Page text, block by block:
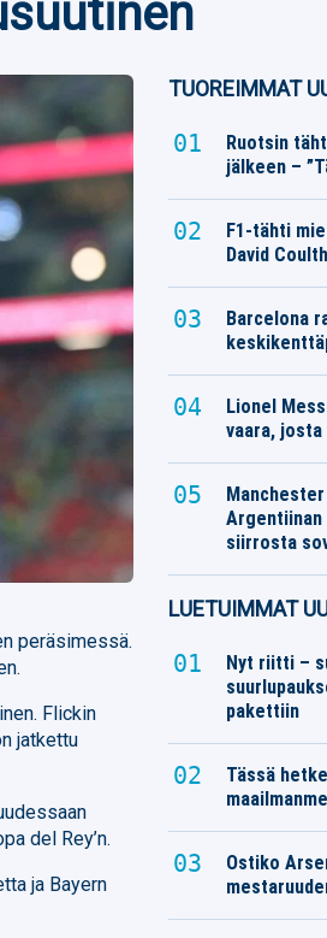
peräsimessä.
Flickin
jatkettu
del Rey’n.
ja Bayern
TUOREIMMAT
Ruotsin
jälkeen –
F1-tähti
David
Barcelona
Lionel
vaara,
Argentiinan
siirrosta
LUETUIMMAT
Nyt riitti –
pakettiin
Tässä
Ostiko